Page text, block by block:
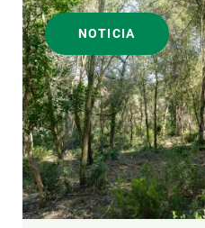
NOTICIA